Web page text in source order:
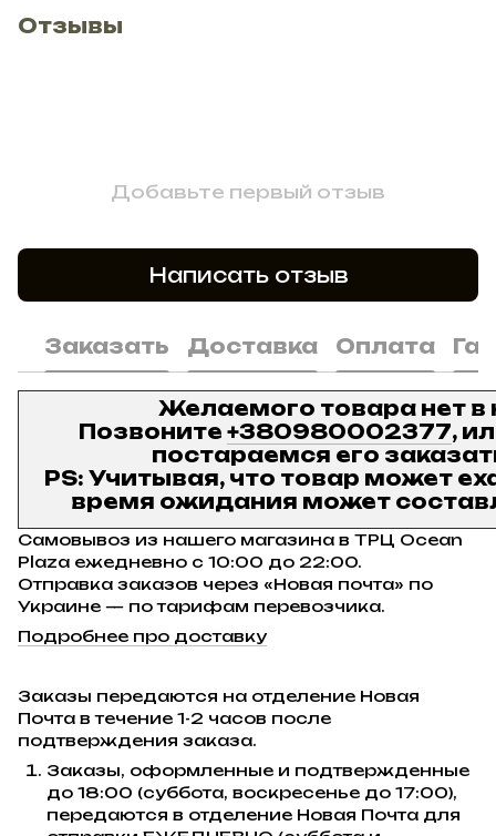
Отзывы
Добавьте первый отзыв
Написать отзыв
Заказать Доставка Оплата
Желаемого товара нет в
Позвоните +380980002377,
постараемся его
PS: Учитывая, что товар может
время ожидания может
Самовывоз из нашего магазина в ТРЦ Ocean
Plaza ежедневно с 10:00 до 22:00.
Отправка заказов через «Новая почта» по
Украине — по тарифам перевозчика.
Подробнее про доставку
Заказы передаются на отделение Новая
Почта в течение 1-2 часов после
подтверждения заказа.
Заказы, оформленные и подтвержденные
до 18:00 (суббота, воскресенье до 17:00),
передаются в отделение Новая Почта для